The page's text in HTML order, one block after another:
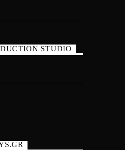
STUDIO